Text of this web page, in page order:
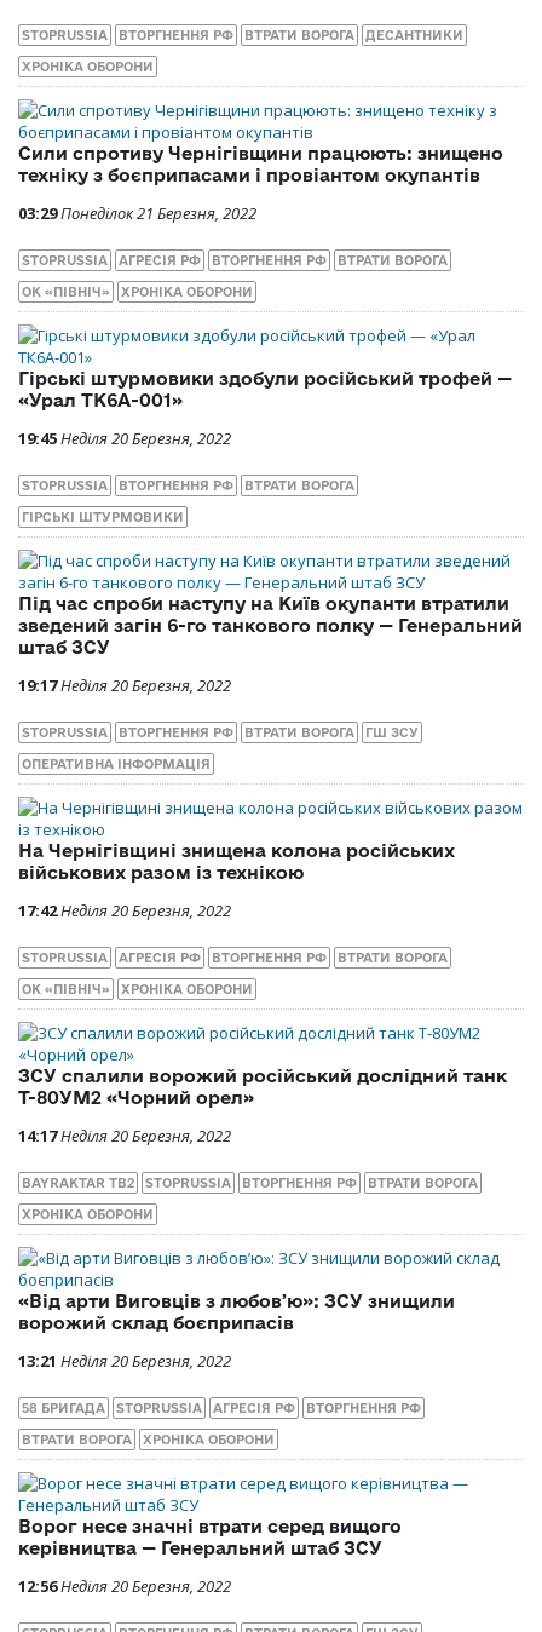
STOPRUSSIA ВТОРГНЕННЯ РФ ВТРАТИ ВОРОГА ДЕСАНТНИКИ
ХРОНІКА ОБОРОНИ
Сили спротиву Чернігівщини працюють: знищено
техніку з боєприпасами і провіантом окупантів
03:29Понеділок 21 Березня, 2022
STOPRUSSIA АГРЕСІЯ РФ ВТОРГНЕННЯ РФ ВТРАТИ ВОРОГА
ОК «ПІВНІЧ» ХРОНІКА ОБОРОНИ
Гірські штурмовики здобули російський трофей —
«Урал ТК6А-001»
19:45Неділя 20 Березня, 2022
STOPRUSSIA ВТОРГНЕННЯ РФ ВТРАТИ ВОРОГА
ГІРСЬКІ ШТУРМОВИКИ
Під час спроби наступу на Київ окупанти втратили
зведений загін 6-го танкового полку — Генеральний
штаб ЗСУ
19:17Неділя 20 Березня, 2022
STOPRUSSIA ВТОРГНЕННЯ РФ ВТРАТИ ВОРОГА ГШ ЗСУ
ОПЕРАТИВНА ІНФОРМАЦІЯ
На Чернігівщині знищена колона російських
військових разом із технікою
17:42Неділя 20 Березня, 2022
STOPRUSSIA АГРЕСІЯ РФ ВТОРГНЕННЯ РФ ВТРАТИ ВОРОГА
ОК «ПІВНІЧ» ХРОНІКА ОБОРОНИ
ЗСУ спалили ворожий російський дослідний танк
Т-80УМ2 «Чорний орел»
14:17Неділя 20 Березня, 2022
BAYRAKTAR TB2 STOPRUSSIA ВТОРГНЕННЯ РФ ВТРАТИ ВОРОГА
ХРОНІКА ОБОРОНИ
«Від арти Виговців з любовʼю»: ЗСУ знищили
ворожий склад боєприпасів
13:21 Неділя 20 Березня, 2022
58 БРИГАДА STOPRUSSIA АГРЕСІЯ РФ ВТОРГНЕННЯ РФ
ВТРАТИ ВОРОГА ХРОНІКА ОБОРОНИ
Ворог несе значні втрати серед вищого
керівництва — Генеральний штаб ЗСУ
12:56Неділя 20 Березня, 2022